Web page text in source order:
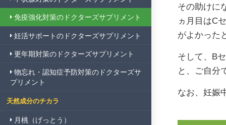
免疫強化対策のドクターズサプリメント
妊活サポートのドクターズサプリメント
更年期対策のドクターズサプリメント
物忘れ・認知症予防対策のドクターズサ
プリメント
天然成分のチカラ
月桃（げっとう）
その助けに
ヵ月目はC
がよかった
そして、B
と、ご自分
なお、妊娠